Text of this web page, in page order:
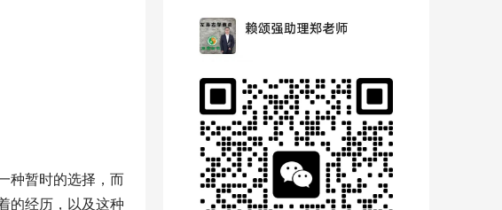
种暂时的选择，而
的经历，以及这种